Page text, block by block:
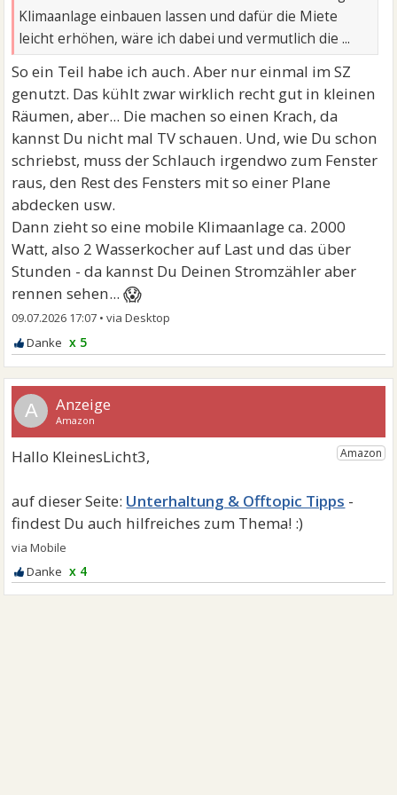
Klimaanlage einbauen lassen und dafür die Miete
leicht erhöhen, wäre ich dabei und vermutlich die ...
So ein Teil habe ich auch. Aber nur einmal im SZ
genutzt. Das kühlt zwar wirklich recht gut in kleinen
Räumen, aber... Die machen so einen Krach, da
kannst Du nicht mal TV schauen. Und, wie Du schon
schriebst, muss der Schlauch irgendwo zum Fenster
raus, den Rest des Fensters mit so einer Plane
abdecken usw.
Dann zieht so eine mobile Klimaanlage ca. 2000
Watt, also 2 Wasserkocher auf Last und das über
Stunden - da kannst Du Deinen Stromzähler aber
rennen sehen...😱
09.07.2026 17:07 •
x 5
A
Unterhaltung & Offtopic Tipps
x 4